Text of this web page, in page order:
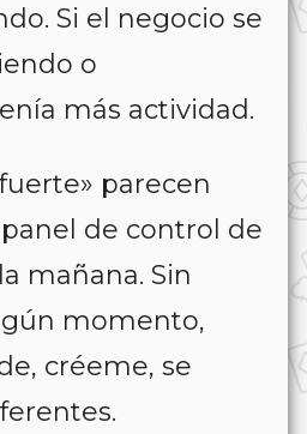
Si el negocio se
o
más actividad.
parecen
de control de
mañana. Sin
momento,
créeme, se